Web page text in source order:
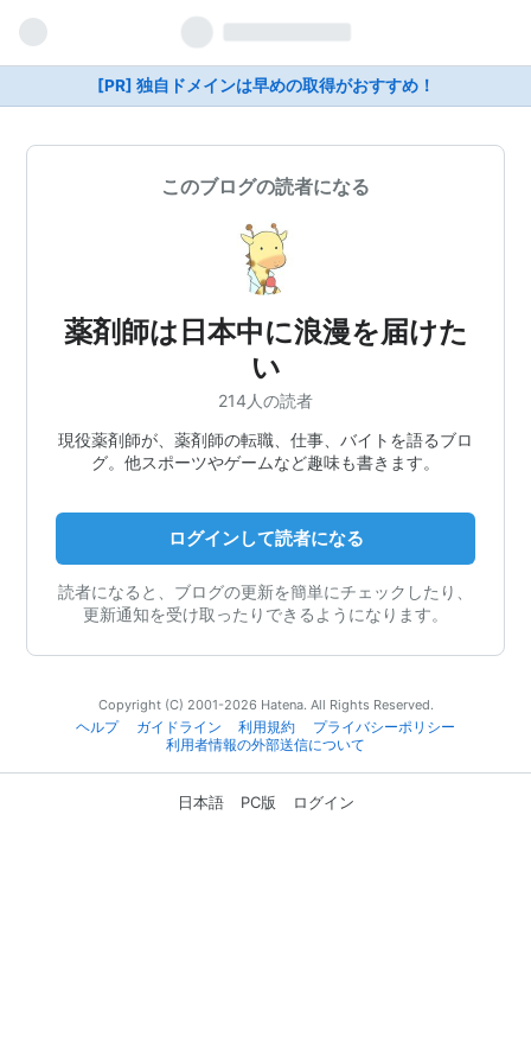
[PR] 独自ドメインは早めの取得がおすすめ！
このブログの読者になる
薬剤師は日本中に浪漫を届けた
い
214人の読者
現役薬剤師が、薬剤師の転職、仕事、バイトを語るブロ
グ。他スポーツやゲームなど趣味も書きます。
ログインして読者になる
読者になると、ブログの更新を簡単にチェックしたり、
更新通知を受け取ったりできるようになります。
Copyright (C) 2001-2026 Hatena. All Rights Reserved.
ヘルプ
ガイドライン 利用規約
プライバシーポリシー
利用者情報の外部送信について
日本語 PC版 ログイン